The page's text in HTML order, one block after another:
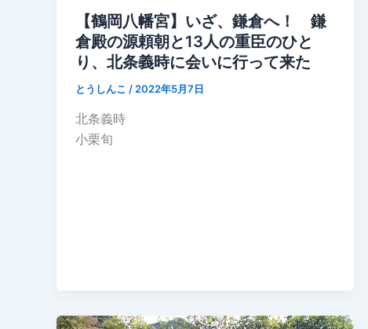
【鶴岡八幡宮】いざ、鎌倉へ！ 鎌
倉殿の源頼朝と13人の重臣のひと
り、北条義時に会いに行って来た
とうしんこ / 2022年5月7日
北条義時
小栗旬